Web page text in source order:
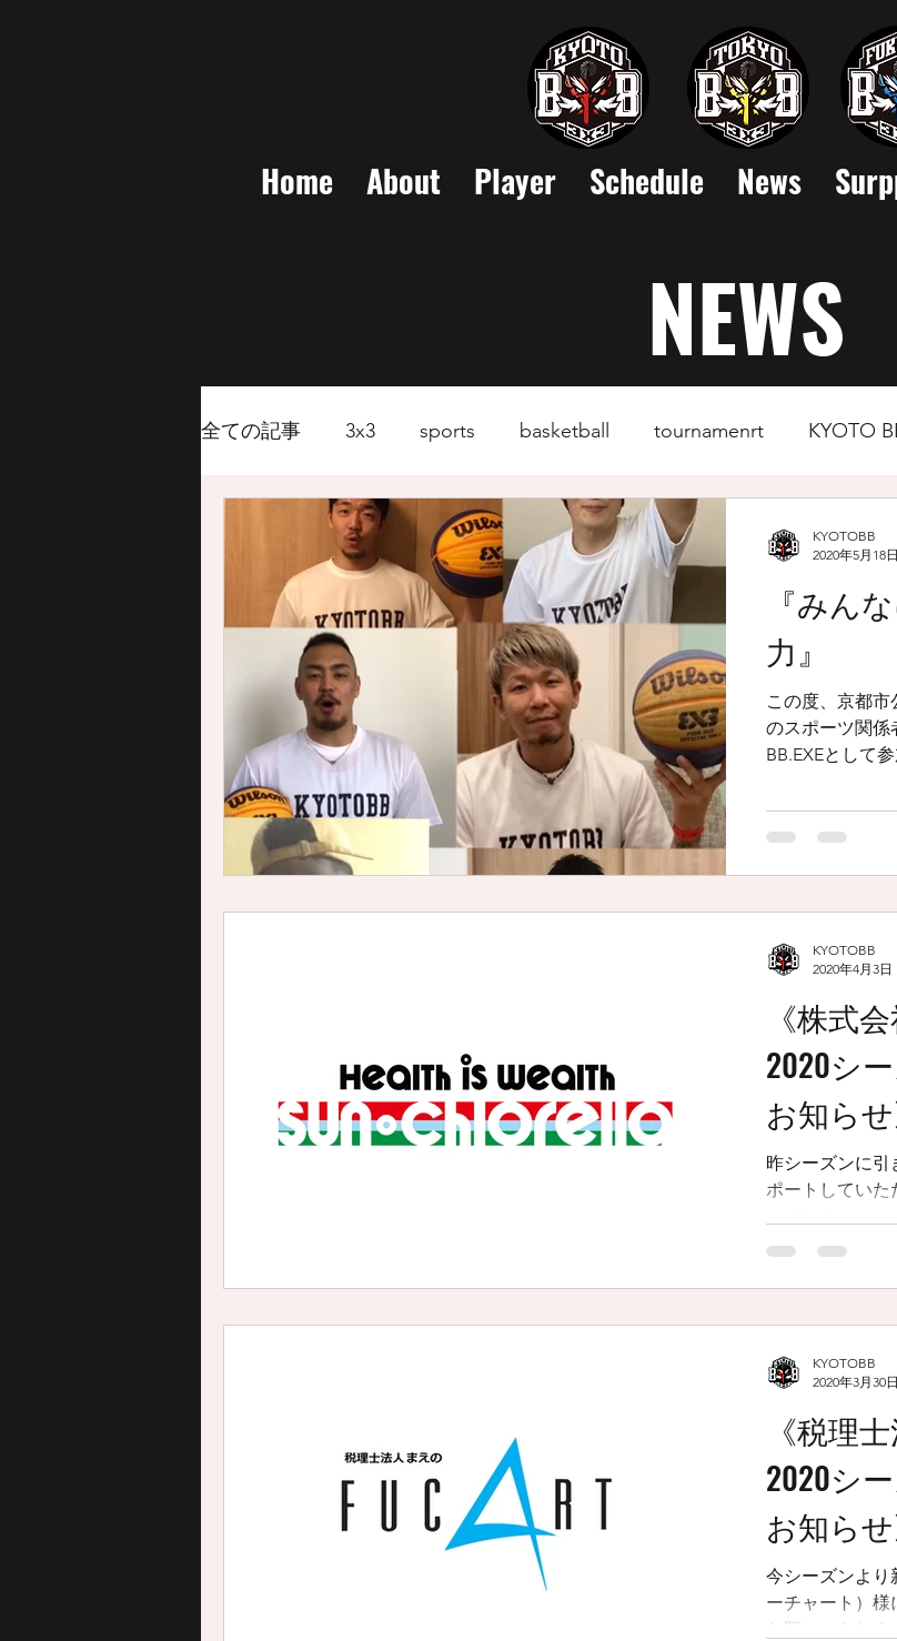
Home About Player Schedule News
NEWS
全ての記事 3x3 sports basketball tournamenrt KYOTO
FUKUOKA BB
『みん
力』
この度、京都市
のスポーツ関係
BB.EXEとして
を精一杯取り組
早い終息...
KYOTOBB
2020年5月18日
《株式
2020シ
お知らせ
昨シーズンに引
ポートしていただきます。 3月23
表して 臼井選
KYOTOBB
2020年4月3日
《税理
2020シ
お知らせ
今シーズンより
ーチャート）様に
お願いいたし
KYOTOBB
2020年3月30日